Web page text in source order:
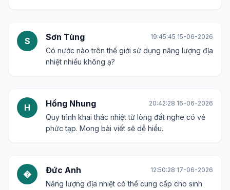
S Sơn Tùng 19:45:45 15-06-2026
Có nước nào trên thế giới sử dụng năng lượng địa
nhiệt nhiều không ạ?
H Hồng Nhung 20:42:28 16-06-2026
Quy trình khai thác nhiệt từ lòng đất nghe có vẻ
phức tạp. Mong bài viết sẽ dễ hiểu.
� Đức Anh 12:50:28 17-06-2026
Năng lượng địa nhiệt có thể cung cấp cho sinh